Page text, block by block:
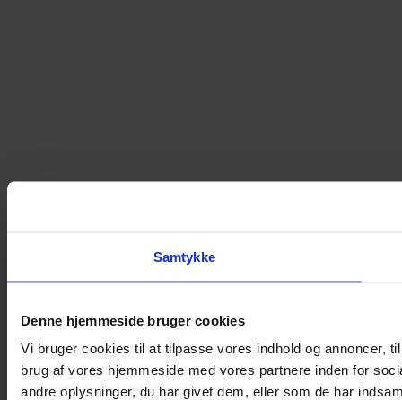
Samtykke
Denne hjemmeside bruger cookies
Vi bruger cookies til at tilpasse vores indhold og annoncer,
brug af vores hjemmeside med vores partnere inden for
andre oplysninger, du har givet dem, eller som de har